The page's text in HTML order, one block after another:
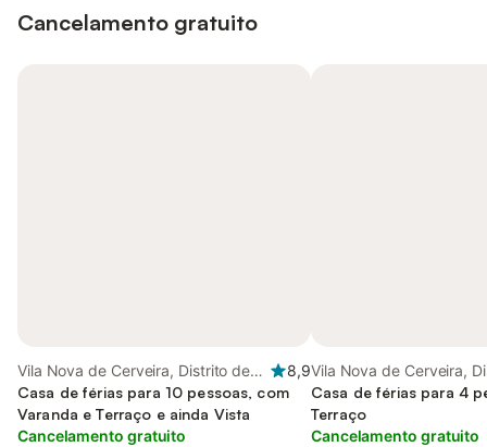
Cancelamento gratuito
Vila Nova de Cerveira, Distrito de
Viana do Castelo
8,9
Casa de férias para 10 pessoas, com
Varanda e Terraço e ainda Vista
Cancelamento gratuito
Vila Nova de Cerveira,
Viana do Castelo
Casa de férias para 4
Terraço
Cancelamento gratuito